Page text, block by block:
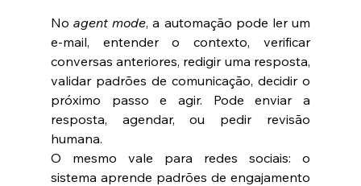
No agent mode, a automação pode ler um
e-mail, entender o contexto, verificar
conversas anteriores, redigir uma resposta,
validar padrões de comunicação, decidir o
próximo passo e agir. Pode enviar a
resposta, agendar, ou pedir revisão
humana.
O mesmo vale para redes sociais: o
sistema aprende padrões de engajamento